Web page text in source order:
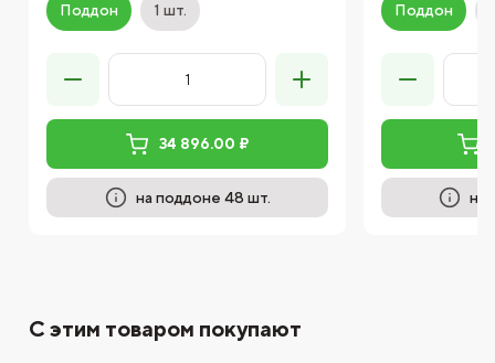
Поддон 1 шт.
34 896.00 ₽
на поддоне 48 шт.
Поддон
на
С этим товаром покупают